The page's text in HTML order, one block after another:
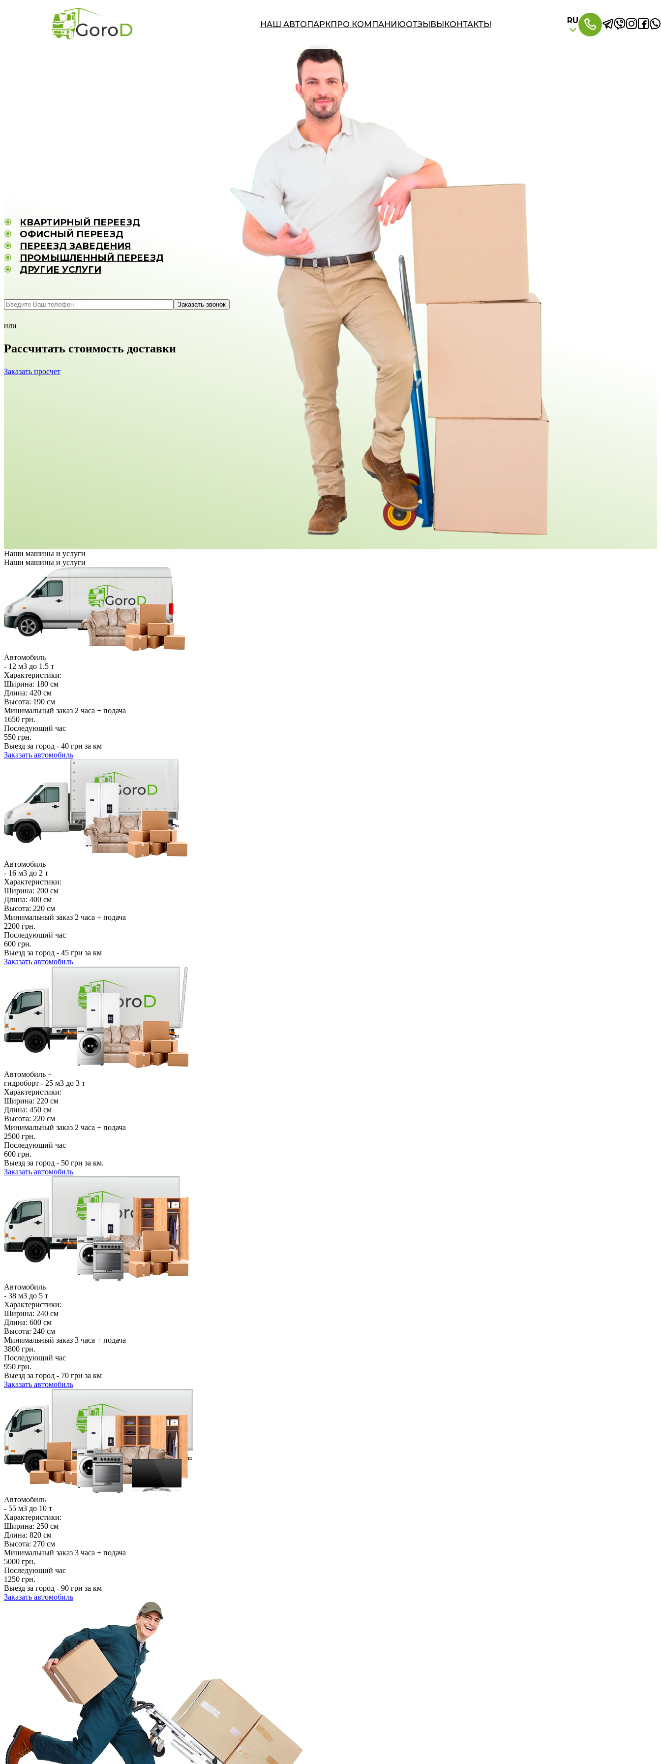
НАШ АВТОПАРКПРО КОМПАНИЮОТЗЫВЫКОНТАКТЫ RU
КВАРТИРНЫЙ ПЕРЕЕЗД
ОФИСНЫЙ ПЕРЕЕЗД
ПЕРЕЕЗД ЗАВЕДЕНИЯ
ПРОМЫШЛЕННЫЙ ПЕРЕЕЗД
ДРУГИЕ УСЛУГИ
или
Рассчитать стоимость доставки
Заказать просчет
Наши машины и услуги
Наши машины и услуги
Автомобиль
- 12 м3 до 1.5 т
Характеристики:
Ширина: 180 см
Длина: 420 см
Высота: 190 см
Минимальный заказ 2 часа + подача
1650 грн.
Последующий час
550 грн.
Выезд за город - 40 грн за км
Заказать автомобиль
Автомобиль
- 16 м3 до 2 т
Характеристики:
Ширина: 200 см
Длина: 400 см
Высота: 220 см
Минимальный заказ 2 часа + подача
2200 грн.
Последующий час
600 грн.
Выезд за город - 45 грн за км
Заказать автомобиль
Автомобиль +
гидроборт - 25 м3 до 3 т
Характеристики:
Ширина: 220 см
Длина: 450 см
Высота: 220 см
Минимальный заказ 2 часа + подача
2500 грн.
Последующий час
600 грн.
Выезд за город - 50 грн за км.
Заказать автомобиль
Автомобиль
- 38 м3 до 5 т
Характеристики:
Ширина: 240 см
Длина: 600 см
Высота: 240 см
Минимальный заказ 3 часа + подача
3800 грн.
Последующий час
950 грн.
Выезд за город - 70 грн за км
Заказать автомобиль
Автомобиль
- 55 м3 до 10 т
Характеристики:
Ширина: 250 см
Длина: 820 см
Высота: 270 см
Минимальный заказ 3 часа + подача
5000 грн.
Последующий час
1250 грн.
Выезд за город - 90 грн за км
Заказать автомобиль